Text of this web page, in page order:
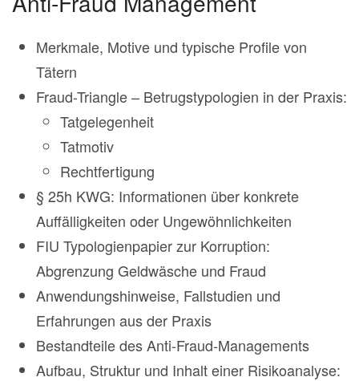
Merkmale, Motive und typische Profile von
Tätern
Fraud-Triangle – Betrugstypologien in der Praxis:
Tatgelegenheit
Tatmotiv
Rechtfertigung
§ 25h KWG: Informationen über konkrete
Auffälligkeiten oder Ungewöhnlichkeiten
FIU Typologienpapier zur Korruption:
Abgrenzung Geldwäsche und Fraud
Anwendungshinweise, Fallstudien und
Erfahrungen aus der Praxis
Bestandteile des Anti-Fraud-Managements
Aufbau, Struktur und Inhalt einer Risikoanalyse: